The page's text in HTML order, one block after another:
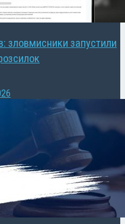
зловмисники запустили